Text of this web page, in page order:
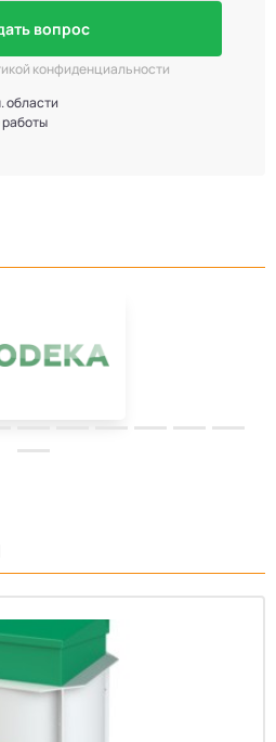
вопрос
конфиденциальности
области
работы